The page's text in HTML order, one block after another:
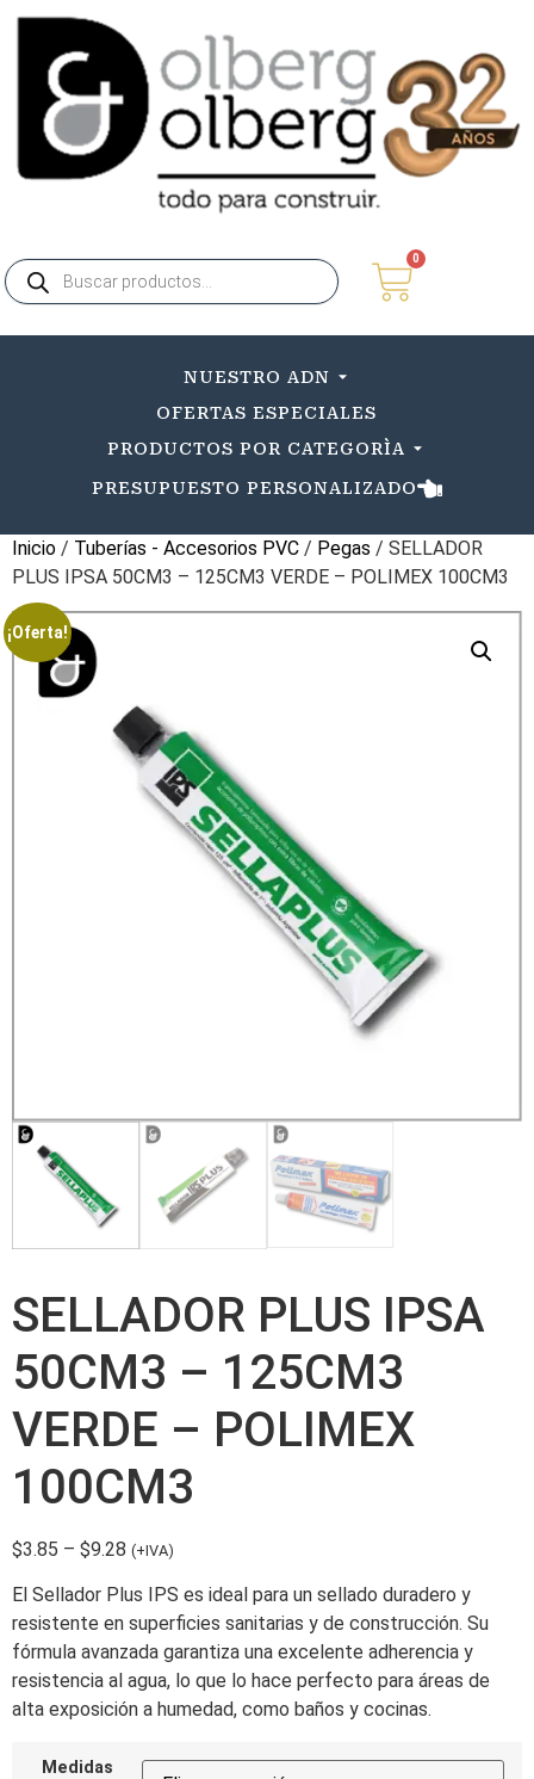
0
NUESTRO ADN
OFERTAS ESPECIALES
PRODUCTOS POR CATEGORÌA
PRESUPUESTO PERSONALIZADO
Inicio / Tuberías - Accesorios PVC / Pegas / SELLADOR
PLUS IPSA 50CM3 – 125CM3 VERDE – POLIMEX 100CM3
¡Oferta!
SELLADOR PLUS IPSA
50CM3 – 125CM3
VERDE – POLIMEX
100CM3
$3.85 – $9.28 (+IVA)
El Sellador Plus IPS es ideal para un sellado duradero y
resistente en superficies sanitarias y de construcción. Su
fórmula avanzada garantiza una excelente adherencia y
resistencia al agua, lo que lo hace perfecto para áreas de
alta exposición a humedad, como baños y cocinas.
Medidas